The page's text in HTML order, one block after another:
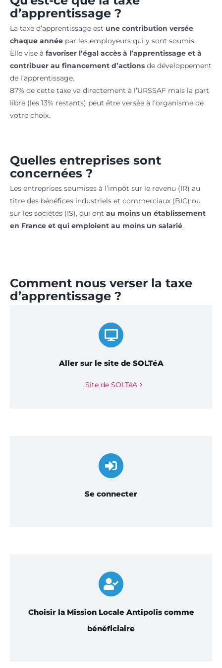
d’apprentissage ?
La taxe d’apprentissage est une contribution versée
chaque annéepar les employeurs qui y sont soumis.
Elle vise à favoriser l’égal accès à l’apprentissage et à
contribuer au financement d’actionsde développement
de l’apprentissage.
87% de cette taxe va directement à l’URSSAF mais la part
libre (les 13% restants) peut être versée à l’organisme de
votre choix.
Quelles entreprises sont
concernées ?
Les entreprises soumises à l’impôt sur le revenu (IR) au
titre des bénéfices industriels et commerciaux (BIC) ou
sur les sociétés (IS), qui ont au moins un établissement
en France et qui emploient au moins un salarié.
Comment nous verser la taxe
d’apprentissage ?
Aller sur le site de SOLTéA
Site de SOLTéA
Se connecter
Choisir la Mission Locale Antipolis comme
bénéficiaire